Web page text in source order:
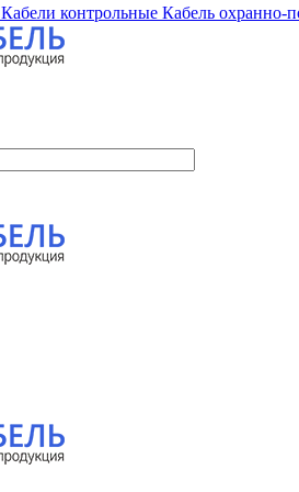
Кабели контрольные Кабель охранно-